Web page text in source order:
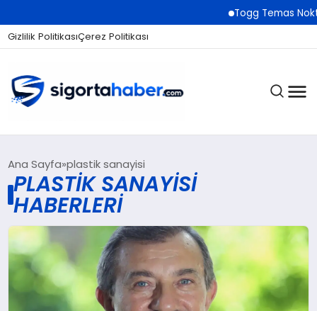
Togg Temas
Gizlilik PolitikasıÇerez Politikası
SIGORTA
BES / HAYAT
EKONOMI
Ana Sayfa plastik sanayisi
PLASTIK SANAYISI
HABERLERI